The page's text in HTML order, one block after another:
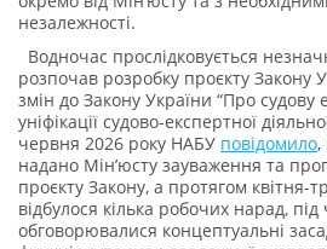
незалежності.
Водночас прослідковується
розпочав розробку проєкту Закону
змін до Закону України “Про судову
уніфікації судово-експертної
червня 2026 року НАБУ повідомило,
надано Мін’юсту зауваження та
проєкту Закону, а протягом квітня-
відбулося кілька робочих нарад, під
обговорювалися концептуальні